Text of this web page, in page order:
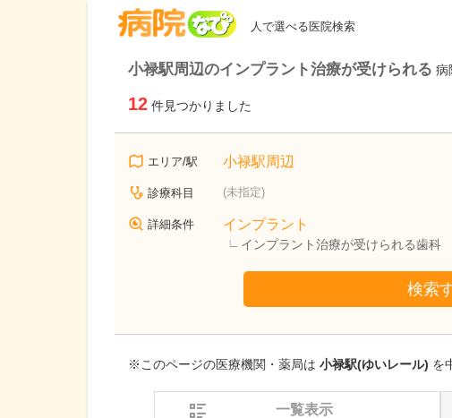
人で選べる医院検索
小禄駅周辺のインプラント治療が受けられる 病
12 件見つかりました
エリア/駅 小禄駅周辺
診療科目 (未指定)
詳細条件 インプラント
インプラント治療が受けられる歯科
検索
※このページの医療機関・薬局は 小禄駅(ゆいレール) を
一覧表示